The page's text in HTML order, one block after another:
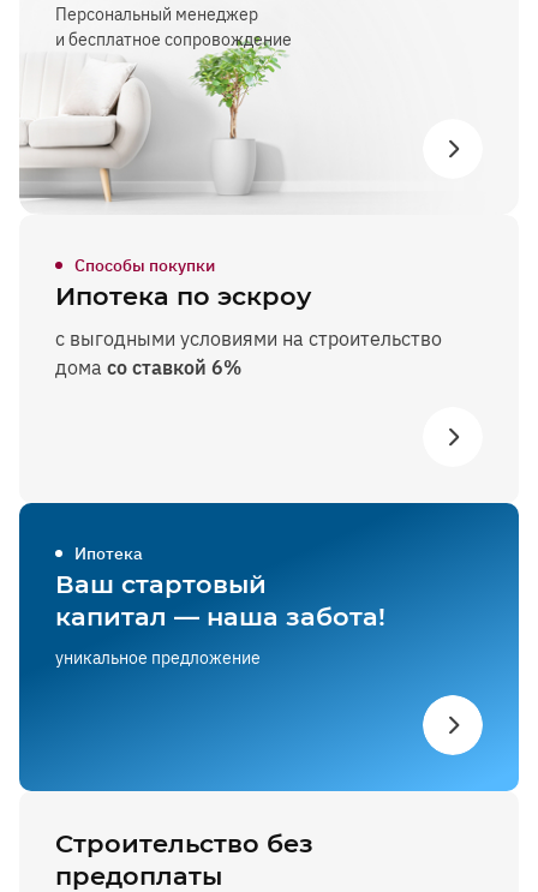
Персональный менеджер
и бесплатное сопровождение
Способы покупки
Ипотека по эскроу
с выгодными условиями на строительство
дома со ставкой 6%
Ипотека
Ваш стартовый
капитал — наша забота!
уникальное предложение
Строительство без
предоплаты